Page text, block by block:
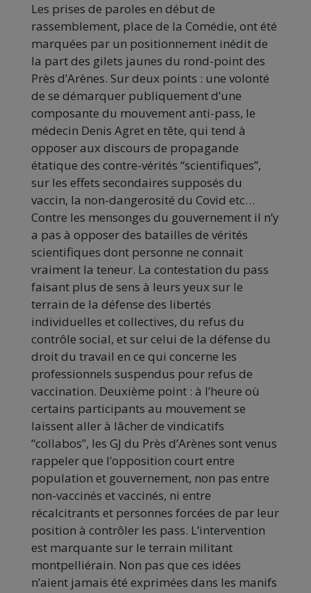
Les prises de paroles en début de
rassemblement, place de la Comédie, ont été
marquées par un positionnement inédit de
la part des gilets jaunes du rond-point des
Près d’Arènes. Sur deux points : une volonté
de se démarquer publiquement d’une
composante du mouvement anti-pass, le
médecin Denis Agret en tête, qui tend à
opposer aux discours de propagande
étatique des contre-vérités “scientifiques”,
sur les effets secondaires supposés du
vaccin, la non-dangerosité du Covid etc…
Contre les mensonges du gouvernement il n’y
a pas à opposer des batailles de vérités
scientifiques dont personne ne connait
vraiment la teneur. La contestation du pass
faisant plus de sens à leurs yeux sur le
terrain de la défense des libertés
individuelles et collectives, du refus du
contrôle social, et sur celui de la défense du
droit du travail en ce qui concerne les
professionnels suspendus pour refus de
vaccination. Deuxième point : à l’heure où
certains participants au mouvement se
laissent aller à lâcher de vindicatifs
“collabos”, les GJ du Près d’Arènes sont venus
rappeler que l’opposition court entre
population et gouvernement, non pas entre
non-vaccinés et vaccinés, ni entre
récalcitrants et personnes forcées de par leur
position à contrôler les pass. L’intervention
est marquante sur le terrain militant
montpelliérain. Non pas que ces idées
n’aient jamais été exprimées dans les manifs